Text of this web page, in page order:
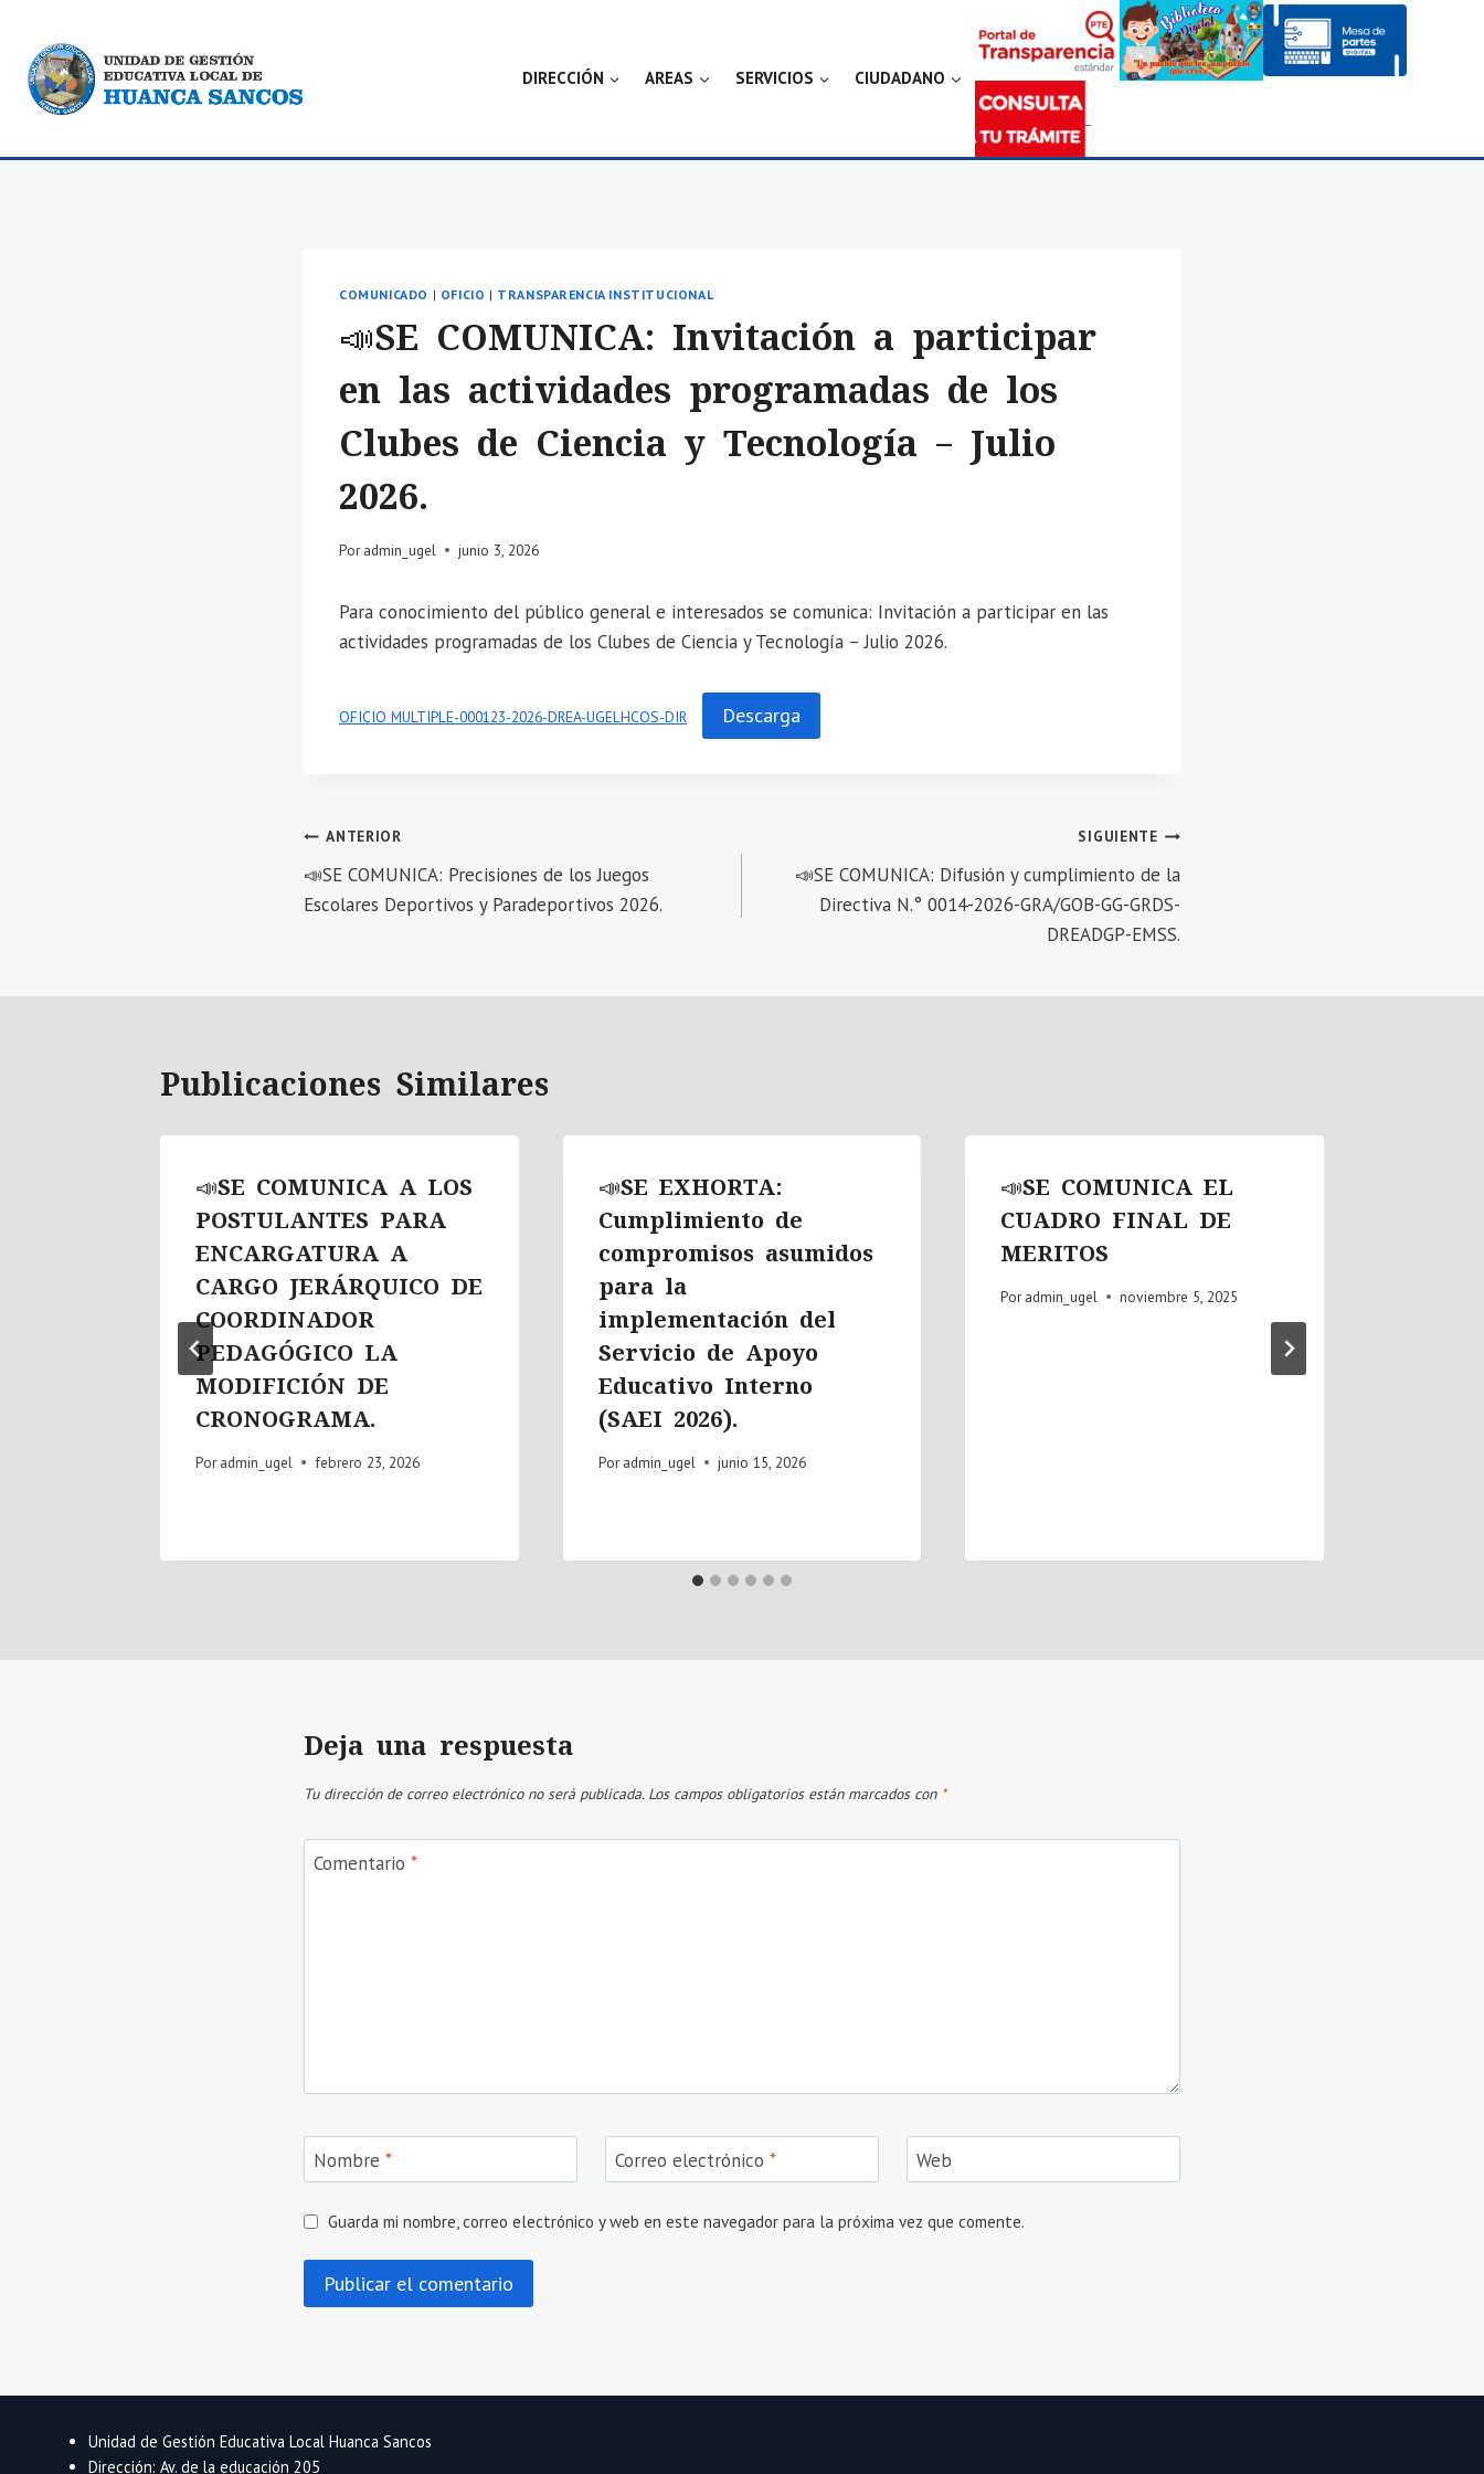
contenido
DIRECCIÓN AREAS SERVICIOS CIUDADANO
COMUNICADO | OFICIO | TRANSPARENCIA INSTITUCIONAL
📣SE COMUNICA: Invitación a participar
en las actividades programadas de los
Clubes de Ciencia y Tecnología – Julio
2026.
Por admin_ugel junio 3, 2026
Para conocimiento del público general e interesados se comunica: Invitación a participar en las
actividades programadas de los Clubes de Ciencia y Tecnología – Julio 2026.
OFICIO MULTIPLE-000123-2026-DREA-UGELHCOS-DIR Descarga
Navegación
de
ANTERIOR
📣SE COMUNICA: Precisiones de los Juegos
Escolares Deportivos y Paradeportivos 2026.
SIGUIENTE
📣SE COMUNICA: Difusión y cumplimiento de la
Directiva N.° 0014-2026-GRA/GOB-GG-GRDS-
DREADGP-EMSS.
Publicaciones Similares
📣SE COMUNICA A LOS
POSTULANTES PARA
ENCARGATURA A
CARGO JERÁRQUICO DE
COORDINADOR
PEDAGÓGICO LA
MODIFICIÓN DE
CRONOGRAMA.
Por admin_ugel febrero 23, 2026
📣SE EXHORTA:
Cumplimiento de
compromisos asumidos
para la
implementación del
Servicio de Apoyo
Educativo Interno
(SAEI 2026).
Por admin_ugel junio 15, 2026
📣SE COMUNICA EL
CUADRO FINAL DE
MERITOS
Por admin_ugel noviembre 5, 2025
Deja una respuesta
Tu dirección de correo electrónico no será publicada. Los campos obligatorios están marcados con *
Comentario *
Nombre * Correo electrónico * Web
Guarda mi nombre, correo electrónico y web en este navegador para la próxima vez que comente.
Unidad de Gestión Educativa Local Huanca Sancos
Dirección: Av. de la educación 205